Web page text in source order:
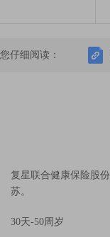
仔细阅读：
复星联合健康保险股
苏。
30天-50周岁